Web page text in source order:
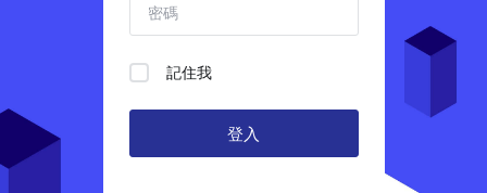
記住我